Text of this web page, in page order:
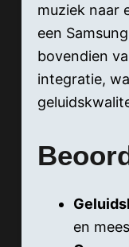
muziek naar
een
bovendien
integratie,
en